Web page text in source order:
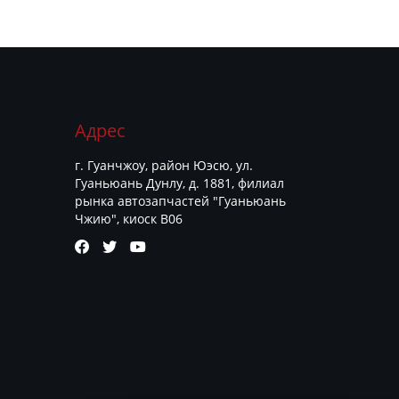
Адрес
г. Гуанчжоу, район Юэсю, ул.
Гуаньюань Дунлу, д. 1881, филиал
рынка автозапчастей "Гуаньюань
Чжию", киоск B06
  